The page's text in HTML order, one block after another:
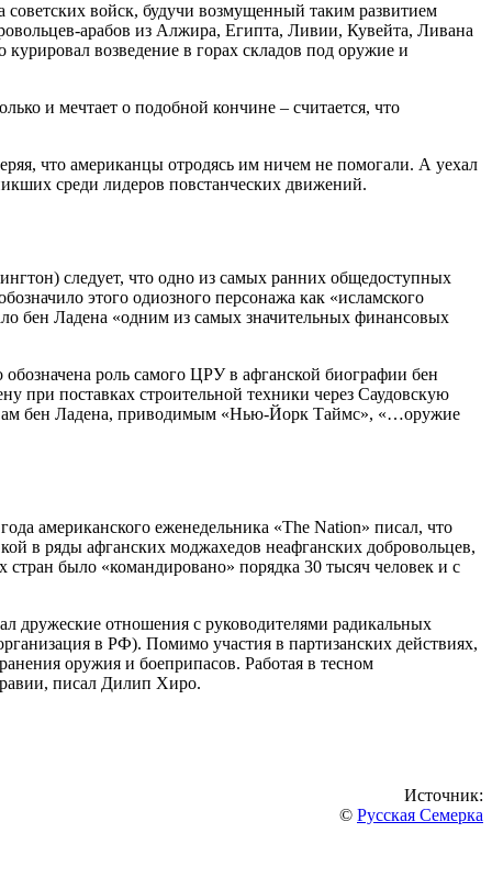
войск, будучи возмущенный таким развитием
арабов из Алжира, Египта, Ливии, Кувейта, Ливана
возведение в горах складов под оружие и
и мечтает о подобной кончине – считается, что
что американцы отродясь им ничем не помогали. А уехал
среди лидеров повстанческих движений.
следует, что одно из самых ранних общедоступных
этого одиозного персонажа как «исламского
бен Ладена «одним из самых значительных финансовых
роль самого ЦРУ в афганской биографии бен
при поставках строительной техники через Саудовскую
бен Ладена, приводимым «Нью-Йорк Таймс», «…оружие
американского еженедельника «The Nation» писал, что
в ряды афганских моджахедов неафганских добровольцев,
было «командировано» порядка 30 тысяч человек и с
дружеские отношения с руководителями радикальных
в РФ). Помимо участия в партизанских действиях,
оружия и боеприпасов. Работая в тесном
писал Дилип Хиро.
Источник:
© Русская Семерка